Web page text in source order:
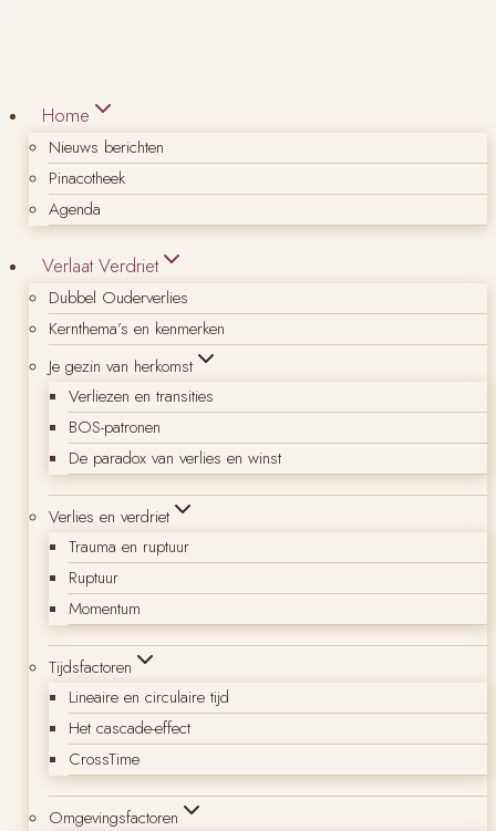
Home
Nieuws berichten
Pinacotheek
Agenda
Verlaat Verdriet
Dubbel Ouderverlies
Kernthema’s en kenmerken
Je gezin van herkomst
Verliezen en transities
BOS-patronen
De paradox van verlies en winst
Verlies en verdriet
Trauma en ruptuur
Ruptuur
Momentum
Tijdsfactoren
Lineaire en circulaire tijd
Het cascade-effect
CrossTime
Omgevingsfactoren